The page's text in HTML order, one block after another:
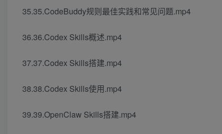
35.35.CodeBuddy规则最佳实践和常见问题.mp4
36.36.Codex Skills概述.mp4
37.37.Codex Skills搭建.mp4
38.38.Codex Skills使用.mp4
39.39.OpenClaw Skills搭建.mp4